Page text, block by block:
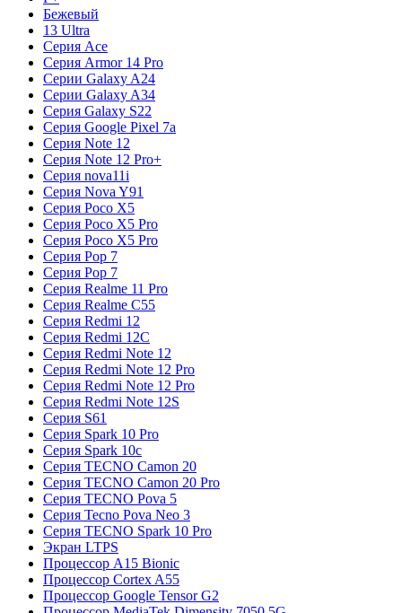
Бежевый
13 Ultra
Серия Ace
Серия Armor 14 Pro
Серии Galaxy A24
Серии Galaxy A34
Серия Galaxy S22
Серия Google Pixel 7a
Серия Note 12
Серия Note 12 Pro+
Серия nova11i
Серия Nova Y91
Серия Poco X5
Серия Poco X5 Pro
Серия Poco X5 Pro
Серия Pop 7
Серия Pop 7
Серия Realme 11 Pro
Серия Realme C55
Серия Redmi 12
Серия Redmi 12C
Серия Redmi Note 12
Серия Redmi Note 12 Pro
Серия Redmi Note 12 Pro
Серия Redmi Note 12S
Серия S61
Серия Spark 10 Pro
Серия Spark 10c
Серия TECNO Camon 20
Серия TECNO Camon 20 Pro
Серия TECNO Pova 5
Серия Tecno Pova Neo 3
Серия TECNO Spark 10 Pro
Экран LTPS
Процессор A15 Bionic
Процессор Cortex A55
Процессор Google Tensor G2